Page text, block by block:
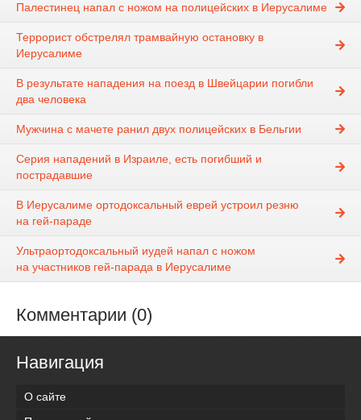
Палестинец напал с ножом на полицейских в Иерусалиме
Террорист обстрелял трамвайную остановку в
Иерусалиме
В результате нападения на поезд в Швейцарии погибли
два человека
Мужчина с мачете ранил двух полицейских в Бельгии
Серия нападений в Израиле, есть погибший и
пострадавшие
В Иерусалиме ортодоксальный еврей устроил резню
на гей-параде
Ультраортодоксальный иудей напал с ножом
на участников гей-парада в Иерусалиме
Комментарии (0)
Навигация
О сайте